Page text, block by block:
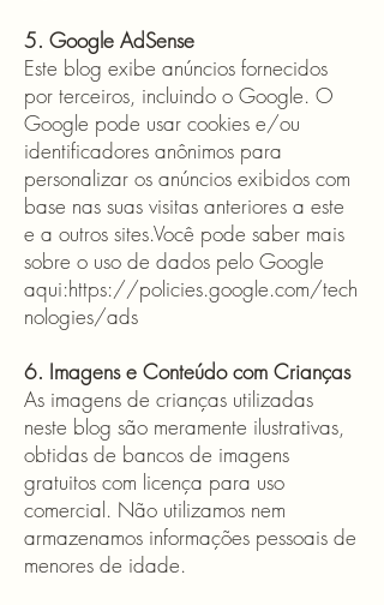
5. Google AdSense
Este blog exibe anúncios fornecidos
por terceiros, incluindo o Google. O
Google pode usar cookies e/ou
identificadores anônimos para
personalizar os anúncios exibidos com
base nas suas visitas anteriores a este
e a outros sites.Você pode saber mais
sobre o uso de dados pelo Google
aqui:https://policies.google.com/tech
nologies/ads
6. Imagens e Conteúdo com Crianças
As imagens de crianças utilizadas
neste blog são meramente ilustrativas,
obtidas de bancos de imagens
gratuitos com licença para uso
comercial. Não utilizamos nem
armazenamos informações pessoais de
menores de idade.